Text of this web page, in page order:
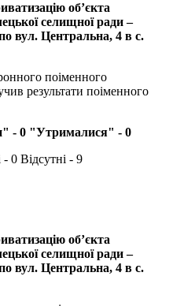
об’єкта
селищної ради –
вул. Центральна, 4 в с.
поіменного
результати поіменного
- 0 "Утрималися" - 0
0 Відсутні - 9
об’єкта
селищної ради –
вул. Центральна, 4 в с.